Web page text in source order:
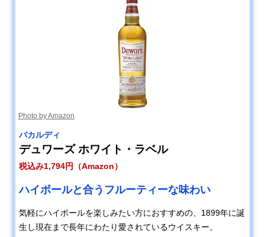
Photo by Amazon
バカルディ
デュワーズ ホワイト・ラベル
税込み1,794円（Amazon）
ハイボールと合うフルーティーな味わい
気軽にハイボールを楽しみたい方におすすめの、1899年に誕
生し現在まで長年にわたり愛されているウイスキー。